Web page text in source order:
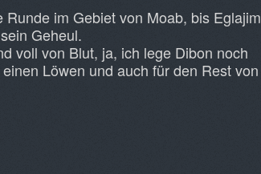
im Gebiet von Moab, bis Eglajim
Geheul.
voll von Blut, ja, ich lege Dibon noch
Löwen und auch für den Rest von